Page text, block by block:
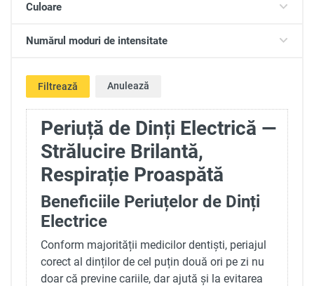
Culoare
Numărul moduri de intensitate
Filtrează Anulează
Periuță de Dinți Electrică —
Strălucire Brilantă,
Respirație Proaspătă
Beneficiile Periuțelor de Dinți
Electrice
Conform majorității medicilor dentiști, periajul
corect al dinților de cel puțin două ori pe zi nu
doar că previne cariile, dar ajută și la evitarea